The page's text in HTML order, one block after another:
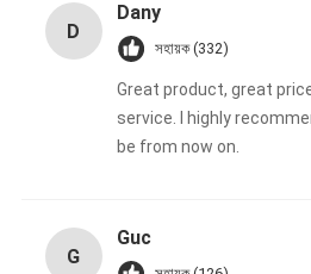
D
Dany
সহায়ক (332)
Great product, great
service. I highly
be from now on.
G
Guc